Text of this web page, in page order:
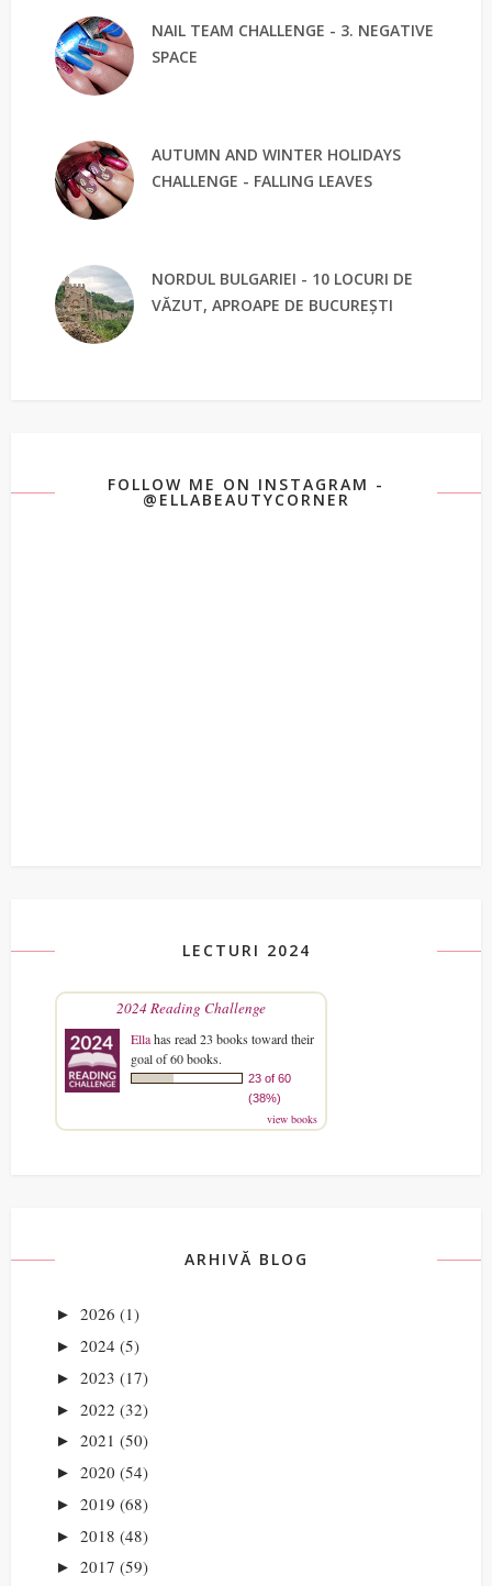
NAIL TEAM CHALLENGE - 3. NEGATIVE
SPACE
AUTUMN AND WINTER HOLIDAYS
CHALLENGE - FALLING LEAVES
NORDUL BULGARIEI - 10 LOCURI DE
VĂZUT, APROAPE DE BUCUREȘTI
FOLLOW ME ON INSTAGRAM -
@ELLABEAUTYCORNER
LECTURI 2024
2024 Reading Challenge
Ellahas read 23 books toward their
goal of 60 books.
23 of 60
(38%)
view books
ARHIVĂ BLOG
► 2026 (1)
► 2024 (5)
► 2023 (17)
► 2022 (32)
► 2021 (50)
► 2020 (54)
► 2019 (68)
► 2018 (48)
► 2017 (59)